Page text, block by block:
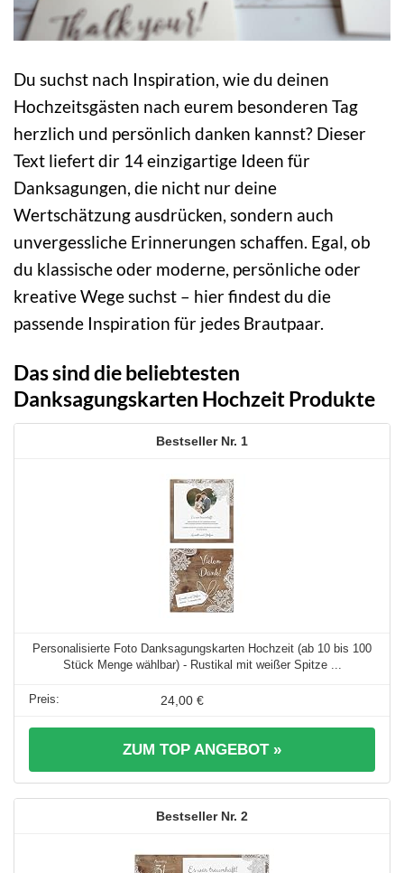
Du suchst nach Inspiration, wie du deinen
Hochzeitsgästen nach eurem besonderen Tag
herzlich und persönlich danken kannst? Dieser
Text liefert dir 14 einzigartige Ideen für
Danksagungen, die nicht nur deine
Wertschätzung ausdrücken, sondern auch
unvergessliche Erinnerungen schaffen. Egal, ob
du klassische oder moderne, persönliche oder
kreative Wege suchst – hier findest du die
passende Inspiration für jedes Brautpaar.
Das sind die beliebtesten
Danksagungskarten Hochzeit Produkte
1
Personalisierte Foto Danksagungskarten Hochzeit (ab 10 bis 100
Stück Menge wählbar) - Rustikal mit weißer Spitze ...
24,00 €
ZUM TOP ANGEBOT »
2